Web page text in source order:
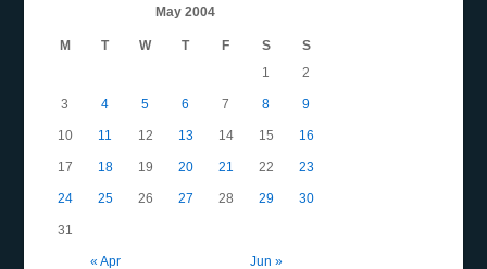
May 2004
M T W T F S S
« Apr Jun »
1 2
3 4 5 6 7 8 9
10 11 12 13 14 15 16
17 18 19 20 21 22 23
24 25 26 27 28 29 30
31